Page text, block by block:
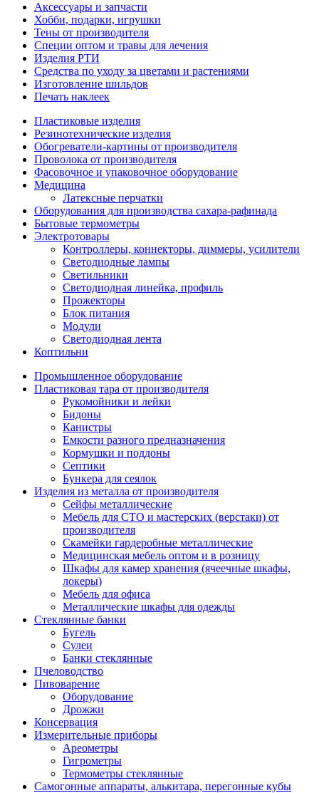
Аксессуары и запчасти
Хобби, подарки, игрушки
Тены от производителя
Специи оптом и травы для лечения
Изделия РТИ
Средства по уходу за цветами и растениями
Изготовление шильдов
Печать наклеек
Пластиковые изделия
Резинотехнические изделия
Обогреватели-картины от производителя
Проволока от производителя
Фасовочное и упаковочное оборудование
Медицина
Латексные перчатки
Оборудования для производства сахара-рафинада
Бытовые термометры
Электротовары
Контроллеры, коннекторы, диммеры, усилители
Светодиодные лампы
Светильники
Светодиодная линейка, профиль
Прожекторы
Блок питания
Модули
Светодиодная лента
Коптильни
Промышленное оборудование
Пластиковая тара от производителя
Рукомойники и лейки
Бидоны
Канистры
Емкости разного предназначения
Кормушки и поддоны
Септики
Бункера для сеялок
Изделия из металла от производителя
Сейфы металлические
Мебель для СТО и мастерских (верстаки) от
производителя
Скамейки гардеробные металлические
Медицинская мебель оптом и в розницу
Шкафы для камер хранения (ячеечные шкафы,
локеры)
Мебель для офиса
Металлические шкафы для одежды
Стеклянные банки
Бугель
Сулеи
Банки стеклянные
Пчеловодство
Пивоварение
Оборудование
Дрожжи
Консервация
Измерительные приборы
Ареометры
Гигрометры
Термометры стеклянные
Самогонные аппараты, алькитара, перегонные кубы